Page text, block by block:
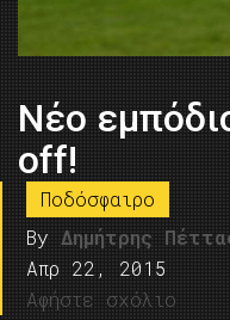
Νέο
off!
Ποδόσφαιρο
By Δημήτρης
Απρ 22, 2015
Αφήστε σχόλιο